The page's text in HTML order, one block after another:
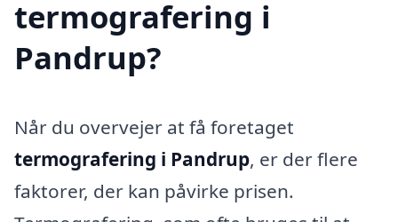
termografering i
Pandrup?
Når du overvejer at få foretaget
termografering i Pandrup, er der flere
faktorer, der kan påvirke prisen.